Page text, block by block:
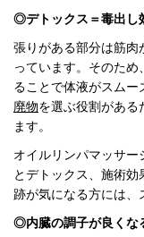
◎デトックス＝毒出し
張りがある部分は筋肉
っています。 そのため
ることで体液がスムー
廃物を選ぶ役割がある
ます。
オイルリンパマッサー
とデトックス、施術
跡が気になる方には、
◎内臓の調子が良くな